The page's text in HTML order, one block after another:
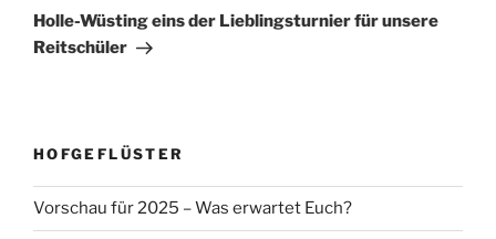
Beitrag
Holle-Wüsting eins der Lieblingsturnier für unsere
Reitschüler
HOFGEFLÜSTER
Vorschau für 2025 – Was erwartet Euch?